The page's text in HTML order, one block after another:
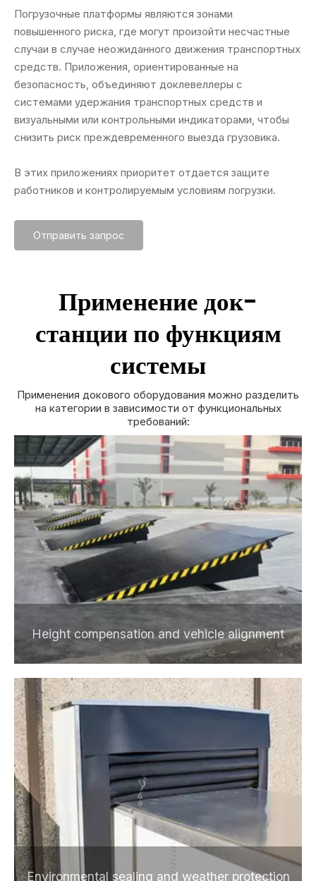
Погрузочные платформы являются зонами
повышенного риска, где могут произойти несчастные
случаи в случае неожиданного движения транспортных
средств. Приложения, ориентированные на
безопасность, объединяют доклевеллеры с
системами удержания транспортных средств и
визуальными или контрольными индикаторами, чтобы
снизить риск преждевременного выезда грузовика.
В этих приложениях приоритет отдается защите
работников и контролируемым условиям погрузки.
Отправить запрос
Применение док-
станции по функциям
системы
Применения докового оборудования можно разделить
на категории в зависимости от функциональных
требований:
Height compensation and vehicle alignment
Environmental sealing and weather protection